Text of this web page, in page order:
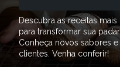
Descubra as receitas
para transformar sua
Conheça novos sabores
clientes. Venha conferir!